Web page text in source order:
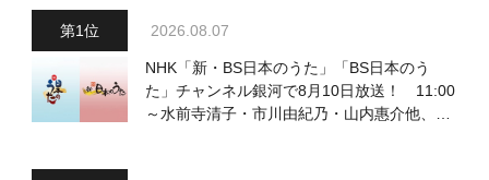
2026.08.07
NHK「新・BS日本のうた」「BS日本のう
た」チャンネル銀河で8月10日放送！ 11:00
～水前寺清子・市川由紀乃・山内惠介他、